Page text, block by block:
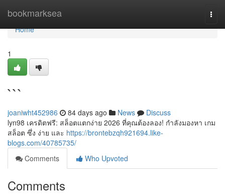
bookmarksea
Home
Home
1
```
joaniwht452986 84 days ago News
Discuss
lyn98 เครดิตฟรี: สล็อตแตกง่าย 2026 ที่คุณต้องลอง! กำลังมองหา เกม
สล็อต ซึ่ง ง่าย และ https://brontebzqh921694.like-
blogs.com/40785735/
Comments
Who Upvoted
Comments